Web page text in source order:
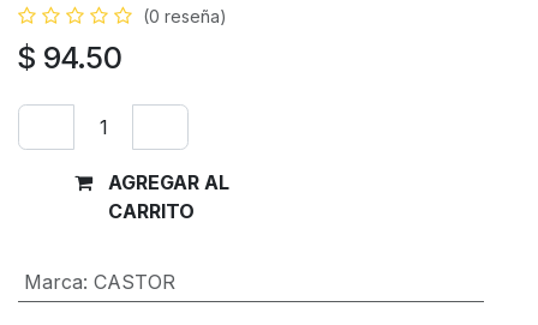
(0 reseña)
$ 94.50
AGREGAR AL
CARRITO
Marca: CASTOR